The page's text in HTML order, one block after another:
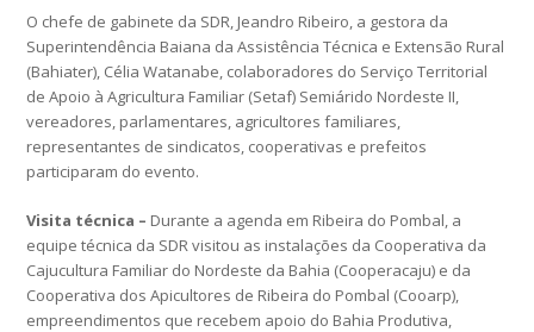
O chefe de gabinete da SDR, Jeandro Ribeiro, a gestora da
Superintendência Baiana da Assistência Técnica e Extensão Rural
(Bahiater), Célia Watanabe, colaboradores do Serviço Territorial
de Apoio à Agricultura Familiar (Setaf) Semiárido Nordeste II,
vereadores, parlamentares, agricultores familiares,
representantes de sindicatos, cooperativas e prefeitos
participaram do evento.
Visita técnica – Durante a agenda em Ribeira do Pombal, a
equipe técnica da SDR visitou as instalações da Cooperativa da
Cajucultura Familiar do Nordeste da Bahia (Cooperacaju) e da
Cooperativa dos Apicultores de Ribeira do Pombal (Cooarp),
empreendimentos que recebem apoio do Bahia Produtiva,